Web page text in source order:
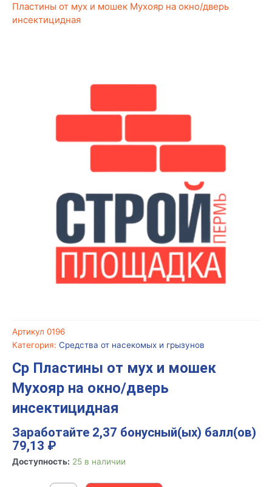
Пластины от мух и мошек Мухояр на окно/дверь
инсектицидная
Артикул 0196
Категория: Средства от насекомых и грызунов
Ср Пластины от мух и мошек
Мухояр на окно/дверь
инсектицидная
Заработайте 2,37 бонусный(ых) балл(ов)
79,13 ₽
Доступность: 25 в наличии
Количество